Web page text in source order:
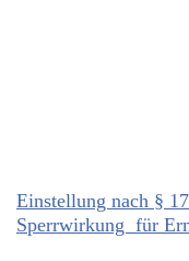
Einstellung nach §
Sperrwirkung für